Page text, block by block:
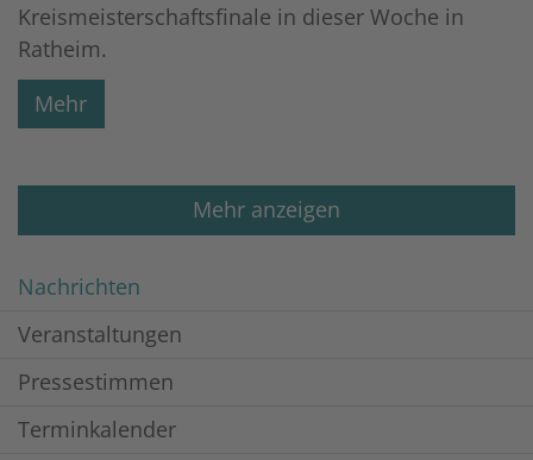
Kreismeisterschaftsfinale in dieser Woche in
Ratheim.
Mehr
Mehr anzeigen
Nachrichten
Veranstaltungen
Pressestimmen
Terminkalender